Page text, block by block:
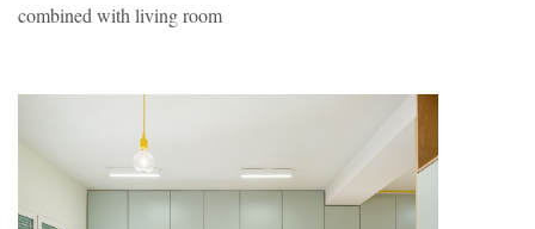
combined with living room